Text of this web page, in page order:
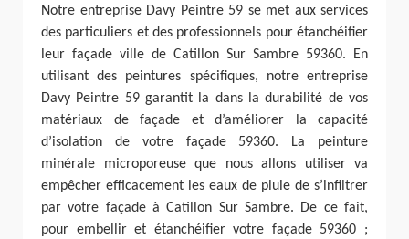
Notre entreprise Davy Peintre 59 se met aux services
des particuliers et des professionnels pour étanchéifier
leur façade ville de Catillon Sur Sambre 59360. En
utilisant des peintures spécifiques, notre entreprise
Davy Peintre 59 garantit la dans la durabilité de vos
matériaux de façade et d’améliorer la capacité
d’isolation de votre façade 59360. La peinture
minérale microporeuse que nous allons utiliser va
empêcher efficacement les eaux de pluie de s’infiltrer
par votre façade à Catillon Sur Sambre. De ce fait,
pour embellir et étanchéifier votre façade 59360 ;